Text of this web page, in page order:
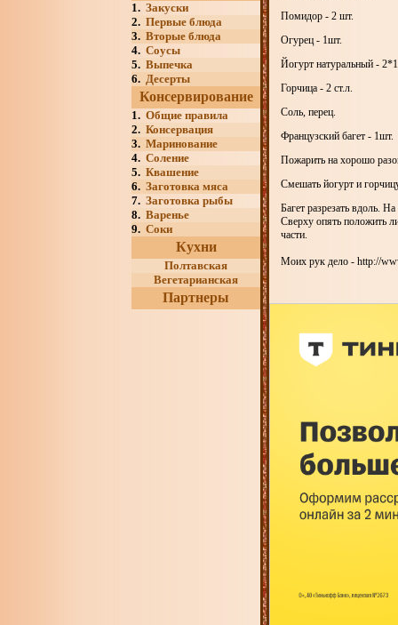
1. Закуски
2. Первые блюда
3. Вторые блюда
4. Соусы
5. Выпечка
6. Десерты
Консервирование
1. Общие правила
2. Консервация
3. Маринование
4. Соление
5. Квашение
6. Заготовка мяса
7. Заготовка рыбы
8. Варенье
9. Соки
Кухни
Полтавская
Вегетарианская
Партнеры
Помидор - 2 шт.
Огурец - 1шт.
Йогурт натуральный -
Горчица - 2 ст.л.
Соль, перец.
Французский багет - 1шт.
Пожарить на хорошо
Смешать йогурт и
Багет разрезать вдоль.
Сверху опять положить
части.
Моих рук дело - http://